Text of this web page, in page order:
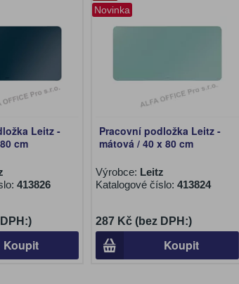
Leitz -
cm
413826
Koupit
Novinka
Pracovní podložka Leitz -
mátová / 40 x 80 cm
Výrobce: Leitz
Katalogové číslo: 413824
287 Kč (bez DPH:)
Koupit